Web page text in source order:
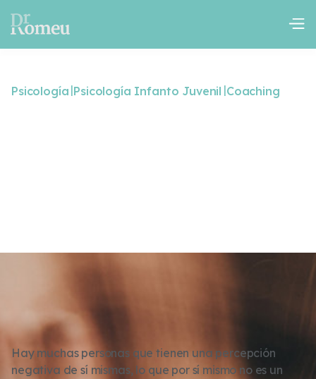
Psicología |Psicología Infanto Juvenil |Coaching
Hay muchas personas que tienen una percepción
negativa de sí mismas, lo que por sí mismo no es un